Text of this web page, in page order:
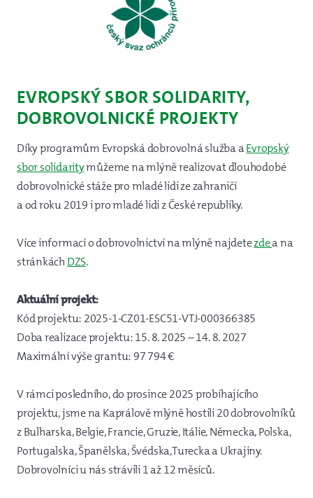
EVROPSKÝ SBOR SOLIDARITY,
DOBROVOLNICKÉ PROJEKTY
Díky programům Evropská dobrovolná služba aEvropský
sbor solidaritymůžeme na mlýně realizovat dlouhodobé
dobrovolnické stáže pro mladé lidi ze zahraničí
a od roku 2019 i pro mladé lidi z České republiky.
Více informací o dobrovolnictví na mlýně najdetezdea na
stránkách DZS.
Aktuální projekt:
Kód projektu: 2025-1-CZ01-ESC51-VTJ-000366385
Doba realizace projektu: 15. 8. 2025 – 14. 8. 2027
Maximální výše grantu: 97 794 €
V rámci posledního, do prosince 2025 probíhajícího
projektu, jsme na Kaprálově mlýně hostili 20 dobrovolníků
z Bulharska, Belgie, Francie, Gruzie, Itálie, Německa, Polska,
Portugalska, Španělska, Švédska,Turecka a Ukrajiny.
Dobrovolníci u nás strávili 1 až 12 měsíců.